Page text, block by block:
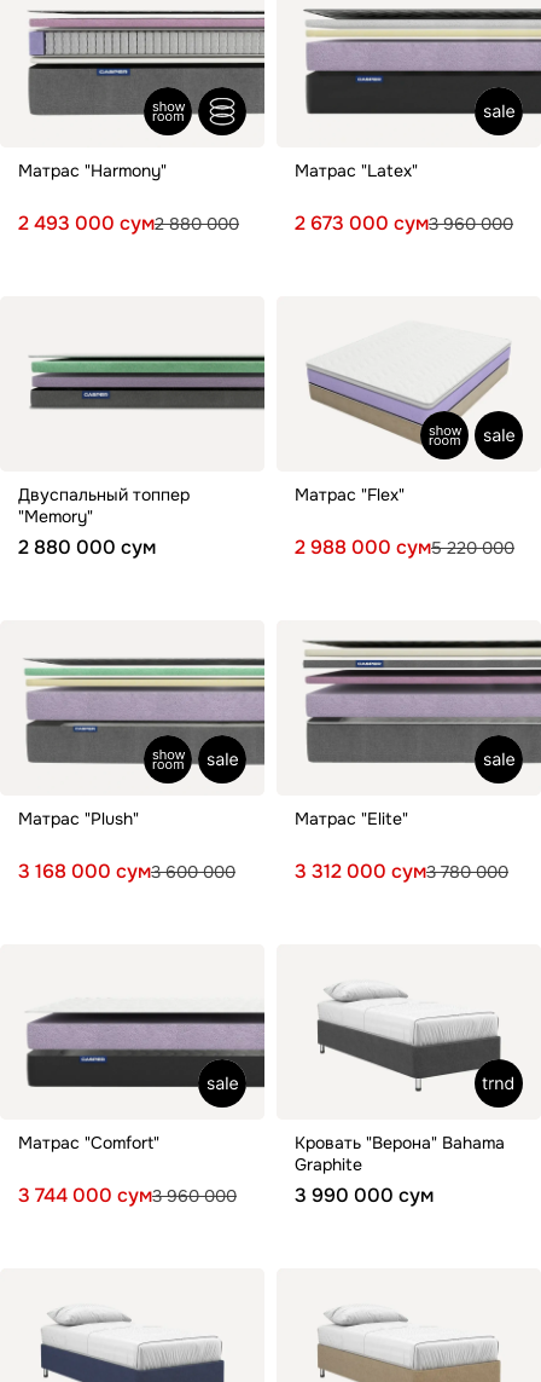
Матрас "Harmony"
2 493 000 сум2 880 000
Матрас "Latex"
2 673 000 сум3 960 000
Двуспальный топпер
"Memory"
2 880 000 сум
Матрас "Flex"
2 988 000 сум5 220 000
Матрас "Plush"
3 168 000 сум3 600 000
Матрас "Elite"
3 312 000 сум3 780 000
Матрас "Comfort"
3 744 000 сум3 960 000
Кровать "Верона" Bahama
Graphite
3 990 000 сум